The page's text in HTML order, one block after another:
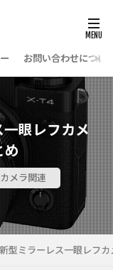
お問い合わせについ
眼レフカメ
め
カメラ関連
型ミラーレス一眼レフ